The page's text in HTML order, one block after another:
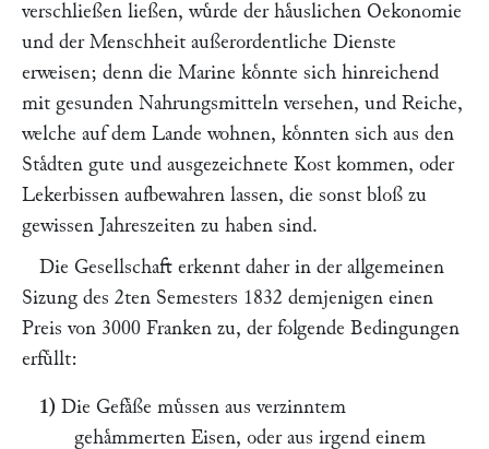
verschließen ließen, wuͤrde der haͤuslichen Oekonomie
und der Menschheit außerordentliche Dienste
erweisen; denn die Marine koͤnnte sich hinreichend
mit gesunden Nahrungsmitteln versehen, und Reiche,
welche auf dem Lande wohnen, koͤnnten sich aus den
Staͤdten gute und ausgezeichnete Kost kommen, oder
Lekerbissen aufbewahren lassen, die sonst bloß zu
gewissen Jahreszeiten zu haben sind.
Die Gesellschaft erkennt daher in der allgemeinen
Sizung des 2ten Semesters 1832 demjenigen einen
Preis von 3000 Franken zu, der folgende Bedingungen
erfuͤllt:
1) Die Gefaͤße muͤssen aus verzinntem
gehaͤmmerten Eisen, oder aus irgend einem